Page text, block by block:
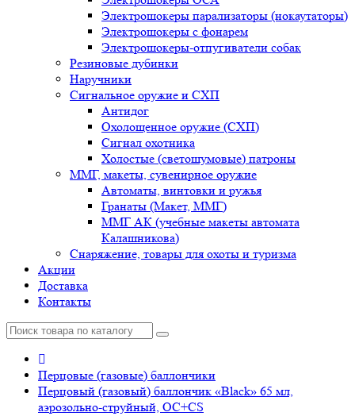
Электрошокеры парализаторы (нокаутаторы)
Электрошокеры с фонарем
Электрошокеры-отпугиватели собак
Резиновые дубинки
Наручники
Сигнальное оружие и СХП
Антидог
Охолощенное оружие (СХП)
Сигнал охотника
Холостые (светошумовые) патроны
ММГ, макеты, сувенирное оружие
Автоматы, винтовки и ружья
Гранаты (Макет, ММГ)
ММГ АК (учебные макеты автомата
Калашникова)
Снаряжение, товары для охоты и туризма
Акции
Доставка
Контакты
Перцовые (газовые) баллончики
Перцовый (газовый) баллончик «Black» 65 мл,
аэрозольно-струйный, ОC+CS